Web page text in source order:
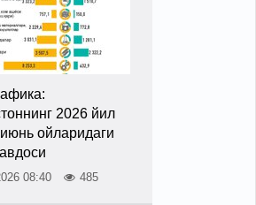
2026 йил
ойларидаги
08:40 485